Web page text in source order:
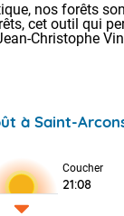
nos forêts
cet outil qui
Christophe
à Saint-
Coucher
21:08
Voici les
: 11/23 Paris
Clermont-